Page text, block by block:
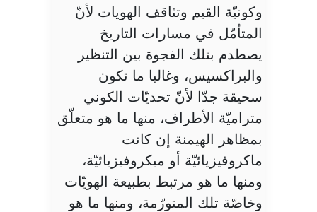
وكونيّة القيم وتثاقف الهويات لأنّ
المتأمّل في مسارات التاريخ
يصطدم بتلك الفجوة بين التنظير
والبراكسيس، وغالبا ما تكون
سحيقة جدّا لأنّ تحديّات الكوني
متراميّة الأطراف، منها ما هو متعلّق
بمظاهر الهيمنة إن كانت
ماكروفيزيائيّة أو ميكروفيزيائيّة،
ومنها ما هو مرتبط بطبيعة الهويّات
وخاصّة تلك المتورّمة، ومنها ما هو